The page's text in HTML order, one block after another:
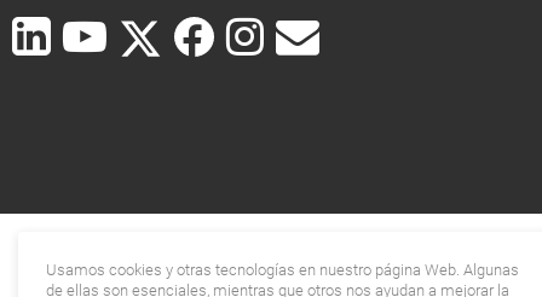
Usamos cookies y otras tecnologías en nuestro página Web. Algunas
de ellas son esenciales, mientras que otros nos ayudan a mejorar la